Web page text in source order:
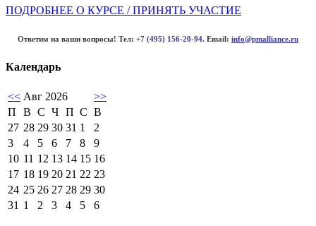
ПОДРОБНЕЕ О КУРСЕ / ПРИНЯТЬ УЧАСТИЕ
Ответим на ваши вопросы! Тел: +7 (495) 156-20-94. Email: info@pmalliance.ru
Календарь
<< Авг 2026
>>
П
В С Ч П С В
27 28 29 30 31 1
2
3
4 5 6 7 8
9
10 11 12 13 14 15 16
17 18 19 20 21 22 23
24 25 26 27 28 29 30
31 1 2 3 4 5 6